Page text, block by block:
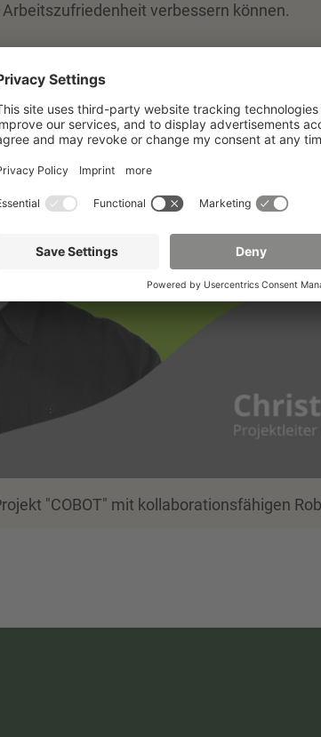
verbessern können.
"COBOT" mit kollaborationsfähigen